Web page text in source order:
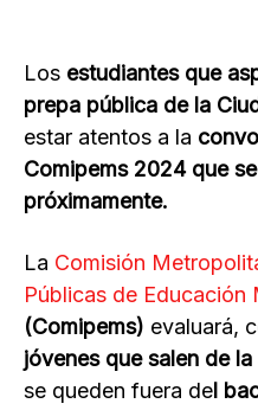
Los estudiantes que
prepa pública de la
estar atentos a la
Comipems 2024 que
próximamente.
La Comisión
Públicas de Educación
(Comipems) evaluará,
jóvenes que salen de
se queden fuera del